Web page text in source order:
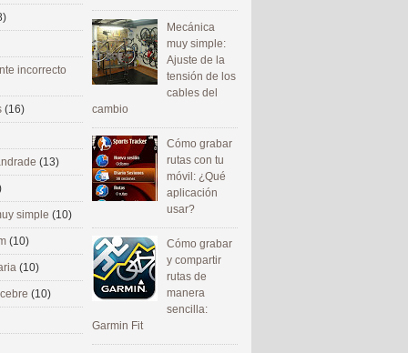
Mecánica
muy simple:
Ajuste de la
tensión de los
cables del
cambio
Cómo grabar
rutas con tu
móvil: ¿Qué
aplicación
usar?
Cómo grabar
y compartir
rutas de
manera
sencilla:
Garmin Fit
incorrecto
(16)
(13)
simple (10)
(10)
(10)
(10)